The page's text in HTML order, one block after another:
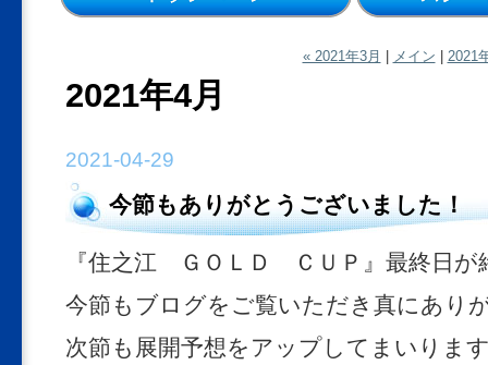
« 2021年3月 メイン 2021
2021年4月
2021-04-29
今節もありがとうございました！
『住之江 ＧＯＬＤ ＣＵＰ』最終日が
今節もブログをご覧いただき真にあり
次節も展開予想をアップしてまいりま